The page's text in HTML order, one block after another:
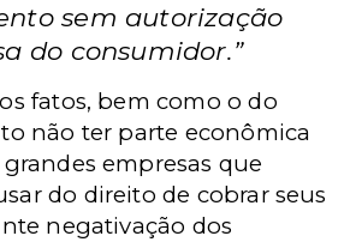
sem autorização
do consumidor.”
fatos, bem como o do
não ter parte econômica
empresas que
do direito de cobrar seus
negativação dos